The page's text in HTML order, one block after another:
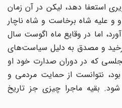
استعفا دهد‌، لیکن در آن زمان
و علیه شاه برخاست و شاه ناچار
اما در وقایع ماه اگوست سال
و مصدق به دلیل سیاست‌های
که در دوران صدارت خود او
نتوانست از حمایت مردمی و
بقیه ماجرا چیزی جز تاریخ